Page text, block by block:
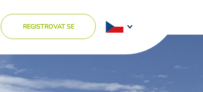
REGISTROVAT SE